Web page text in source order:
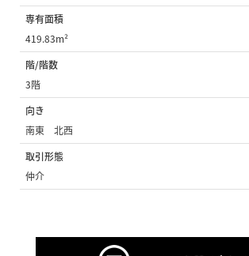
専有面積
419.83m²
階/階数
3階
向き
南東 北西
取引形態
仲介